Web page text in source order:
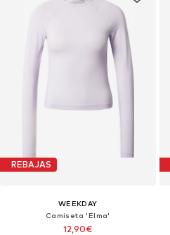
REBAJAS
WEEKDAY
Camiseta 'Elma'
12,90€